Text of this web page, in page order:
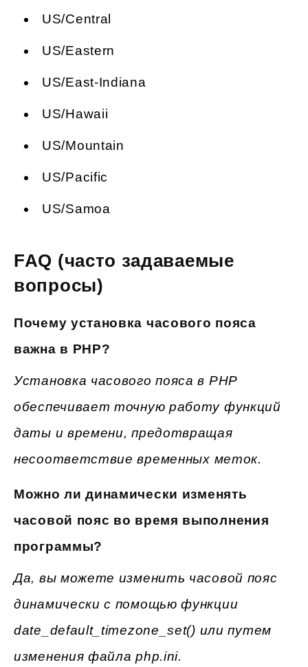
US/Central
US/Eastern
US/East-Indiana
US/Hawaii
US/Mountain
US/Pacific
US/Samoa
FAQ (часто задаваемые
вопросы)
Почему установка часового пояса
важна в PHP?
Установка часового пояса в PHP
обеспечивает точную работу функций
даты и времени, предотвращая
несоответствие временных меток.
Можно ли динамически изменять
часовой пояс во время выполнения
программы?
Да, вы можете изменить часовой пояс
динамически с помощью функции
date_default_timezone_set() или путем
изменения файла php.ini.